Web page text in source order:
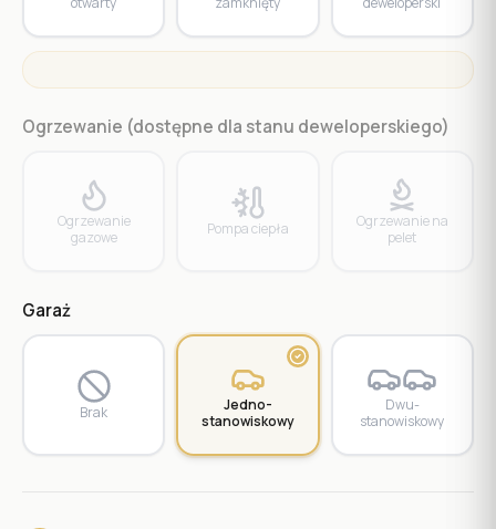
Ogrzewanie (dostępne dla stanu deweloperskiego)
Ogrzewanie
gazowe
Pompa ciepła
Ogrzewanie na
pelet
Garaż
Brak
Jedno­
stanowiskowy
Dwu­
stanowiskowy